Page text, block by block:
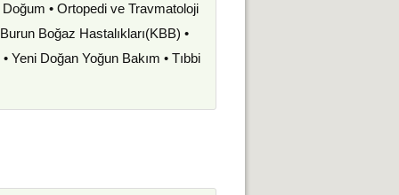
Doğum • Ortopedi ve Travmatoloji
Boğaz Hastalıkları(KBB) •
Yeni Doğan Yoğun Bakım • Tıbbi